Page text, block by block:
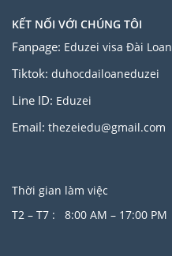
KẾT NỐI VỚI CHÚNG TÔI
Fanpage: Eduzei visa Đài Loan
Tiktok: duhocdailoaneduzei
Line ID: Eduzei
Email: thezeiedu@gmail.com
Thời gian làm việc
T2 – T7 : 8:00 AM – 17:00 PM